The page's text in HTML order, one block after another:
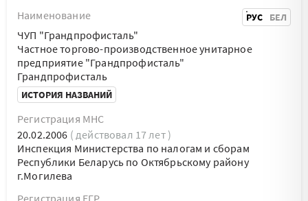
Наименование
РУС БЕЛ
ЧУП "Грандпрофисталь"
Частное торгово-производственное унитарное
предприятие "Грандпрофисталь"
Грандпрофисталь
ИСТОРИЯ НАЗВАНИЙ
Регистрация МНС
20.02.2006 ( действовал 17 лет )
Инспекция Министерства по налогам и сборам
Республики Беларусь по Октябрьскому району
г.Могилева
Регистрация ЕГР